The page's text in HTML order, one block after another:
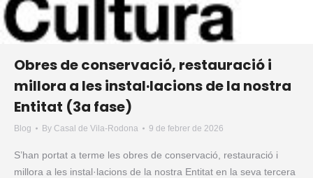
Obres de conservació, restauració i
millora a les instal·lacions de la nostra
Entitat (3a fase)
Blog By Casal de Vila-Rodona 9 de febrer de 2026
S’han portat a terme les obres de conservació, restauració i
millora a les instal·lacions de la nostra Entitat en la seva tercera